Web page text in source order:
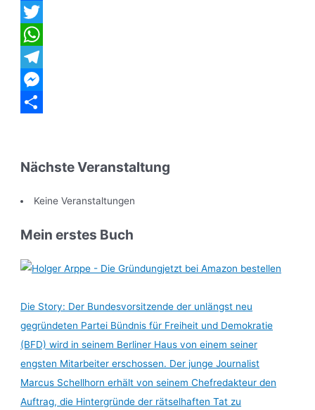
Facebook
Twitter
WhatsApp
Telegram
Messenger
Nächste Veranstaltung
Keine Veranstaltungen
Mein erstes Buch
jetzt bei Amazon bestellen
Die Story: Der Bundesvorsitzende der unlängst neu
gegründeten Partei Bündnis für Freiheit und Demokratie
(BFD) wird in seinem Berliner Haus von einem seiner
engsten Mitarbeiter erschossen. Der junge Journalist
Marcus Schellhorn erhält von seinem Chefredakteur den
Auftrag, die Hintergründe der rätselhaften Tat zu